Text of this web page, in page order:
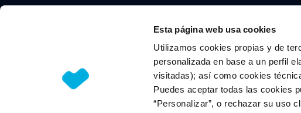
Esta página web usa cookies
Utilizamos cookies propias y de
personalizada en base a un perfil
visitadas); así como cookies
Puedes aceptar todas las cookies
“Personalizar”, o rechazar su uso
© 2026 CLIDRIVE CAPITAL, SOCIEDAD LIMITADA. Todos los